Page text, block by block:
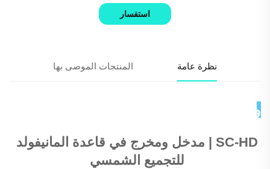
استفسار
نظرة عامة المنتجات الموصى بها
وصف المنتج
SC-HD |
للتجميع الشمسي